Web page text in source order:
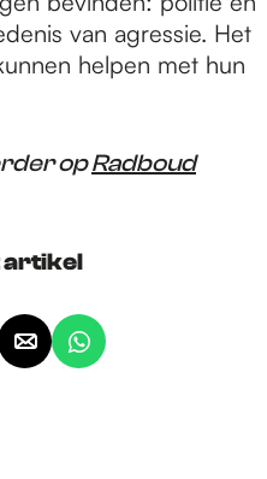
van agressie. Het
helpen met hun
opRadboud
artikel
D
D